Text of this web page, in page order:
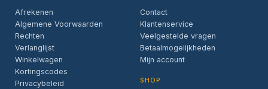
Afrekenen
Algemene Voorwaarden
Rechten
Verlanglijst
Winkelwagen
Kortingscodes
Privacybeleid
Contact
Klantenservice
Veelgestelde vragen
Betaalmogelijkheden
Mijn account
SHOP